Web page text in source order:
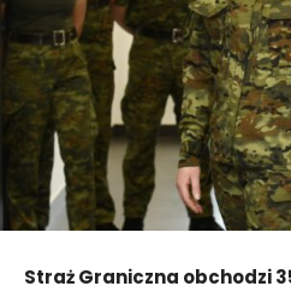
Straż Graniczna obchodzi